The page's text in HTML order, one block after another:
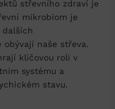
střevního zdraví je
mikrobiom je
naše střeva.
klíčovou roli v
systému a
stavu.